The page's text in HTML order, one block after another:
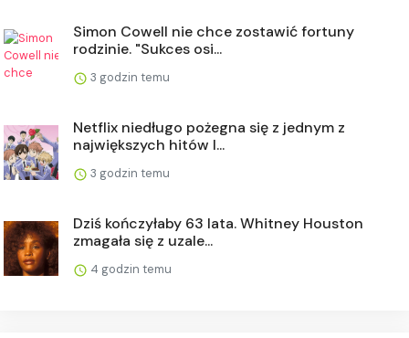
Simon Cowell nie chce zostawić fortuny
rodzinie. "Sukces osi...
3 godzin temu
Netflix niedługo pożegna się z jednym z
największych hitów l...
3 godzin temu
Dziś kończyłaby 63 lata. Whitney Houston
zmagała się z uzale...
4 godzin temu